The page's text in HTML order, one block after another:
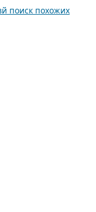
поиск похожих